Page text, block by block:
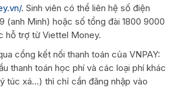
. Sinh viên có thể liên hệ số điện
(anh Minh) hoặc số tổng đài 1800 9000
hỗ trợ từ Viettel Money.
cổng kết nối thanh toán của VNPAY:
thanh toán học phí và các loại phí khác
túc xá…) thì chỉ cần đăng nhập vào